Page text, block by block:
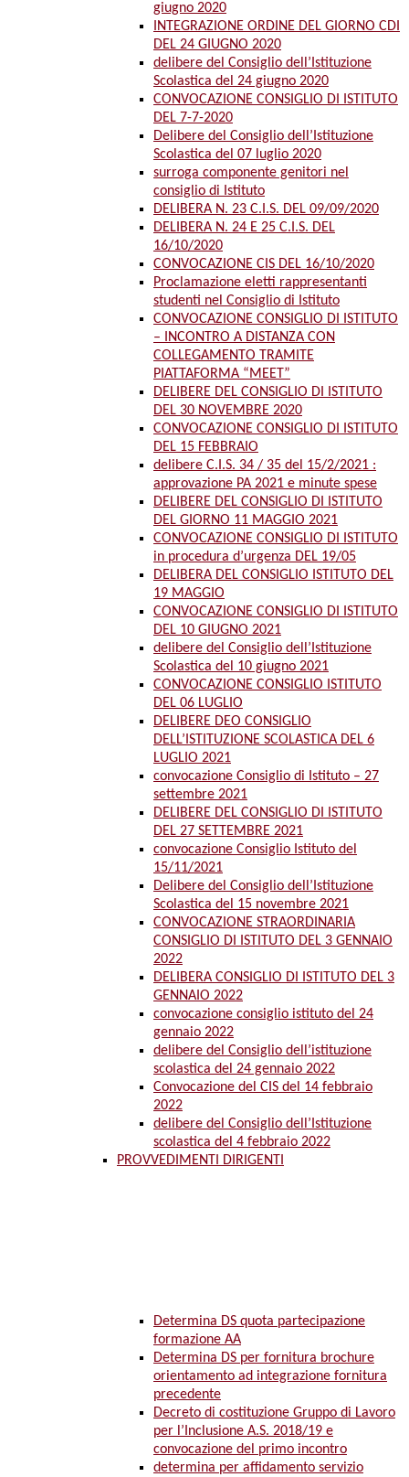
giugno 2020
INTEGRAZIONE ORDINE DEL GIORNO CDI
DEL 24 GIUGNO 2020
delibere del Consiglio dell’Istituzione
Scolastica del 24 giugno 2020
CONVOCAZIONE CONSIGLIO DI ISTITUTO
DEL 7-7-2020
Delibere del Consiglio dell’Istituzione
Scolastica del 07 luglio 2020
surroga componente genitori nel
consiglio di Istituto
DELIBERA N. 23 C.I.S. DEL 09/09/2020
DELIBERA N. 24 E 25 C.I.S. DEL
16/10/2020
CONVOCAZIONE CIS DEL 16/10/2020
Proclamazione eletti rappresentanti
studenti nel Consiglio di Istituto
CONVOCAZIONE CONSIGLIO DI ISTITUTO
– INCONTRO A DISTANZA CON
COLLEGAMENTO TRAMITE
PIATTAFORMA “MEET”
DELIBERE DEL CONSIGLIO DI ISTITUTO
DEL 30 NOVEMBRE 2020
CONVOCAZIONE CONSIGLIO DI ISTITUTO
DEL 15 FEBBRAIO
delibere C.I.S. 34 / 35 del 15/2/2021 :
approvazione PA 2021 e minute spese
DELIBERE DEL CONSIGLIO DI ISTITUTO
DEL GIORNO 11 MAGGIO 2021
CONVOCAZIONE CONSIGLIO DI ISTITUTO
in procedura d’urgenza DEL 19/05
DELIBERA DEL CONSIGLIO ISTITUTO DEL
19 MAGGIO
CONVOCAZIONE CONSIGLIO DI ISTITUTO
DEL 10 GIUGNO 2021
delibere del Consiglio dell’Istituzione
Scolastica del 10 giugno 2021
CONVOCAZIONE CONSIGLIO ISTITUTO
DEL 06 LUGLIO
DELIBERE DEO CONSIGLIO
DELL’ISTITUZIONE SCOLASTICA DEL 6
LUGLIO 2021
convocazione Consiglio di Istituto – 27
settembre 2021
DELIBERE DEL CONSIGLIO DI ISTITUTO
DEL 27 SETTEMBRE 2021
convocazione Consiglio Istituto del
15/11/2021
Delibere del Consiglio dell’Istituzione
Scolastica del 15 novembre 2021
CONVOCAZIONE STRAORDINARIA
CONSIGLIO DI ISTITUTO DEL 3 GENNAIO
2022
DELIBERA CONSIGLIO DI ISTITUTO DEL 3
GENNAIO 2022
convocazione consiglio istituto del 24
gennaio 2022
delibere del Consiglio dell’istituzione
scolastica del 24 gennaio 2022
Convocazione del CIS del 14 febbraio
2022
delibere del Consiglio dell’Istituzione
scolastica del 4 febbraio 2022
PROVVEDIMENTI DIRIGENTI
Determina DS quota partecipazione
formazione AA
Determina DS per fornitura brochure
orientamento ad integrazione fornitura
precedente
Decreto di costituzione Gruppo di Lavoro
per l’Inclusione A.S. 2018/19 e
convocazione del primo incontro
determina per affidamento servizio